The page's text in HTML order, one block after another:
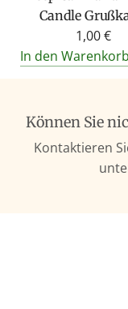
Candle
1,00 €
In den
Können Sie
Kontaktieren